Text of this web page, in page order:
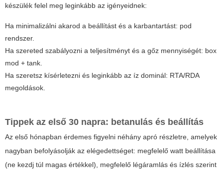
készülék felel meg leginkább az igényeidnek:
Ha minimalizálni akarod a beállítást és a karbantartást: pod
rendszer.
Ha szereted szabályozni a teljesítményt és a gőz mennyiségét: box
mod + tank.
Ha szeretsz kísérletezni és leginkább az íz dominál: RTA/RDA
megoldások.
Tippek az első 30 napra: betanulás és beállítás
Az első hónapban érdemes figyelni néhány apró részletre, amelyek
nagyban befolyásolják az elégedettséget: megfelelő watt beállítása
(ne kezdj túl magas értékkel), megfelelő légáramlás és ízlés szerint